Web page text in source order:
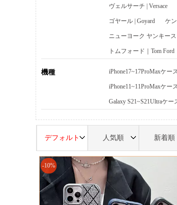
ヴェルサーチ | Versace
ゴヤール | Goyard ケ
ニューヨーク ヤンキー
トムフォード｜Tom Ford
機種 iPhone17~17ProMaxケー
iPhone11~11ProMaxケー
Galaxy S21~S21Ultraケー
デフォルト 人気順 新着順
-10%